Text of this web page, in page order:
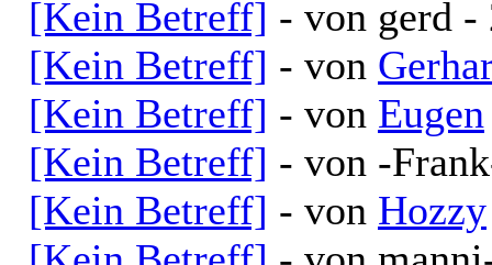
[Kein Betreff] - von gerd -
[Kein Betreff] - von
[Kein Betreff] - von Eugen
[Kein Betreff] - von -
[Kein Betreff] - von Hozzy